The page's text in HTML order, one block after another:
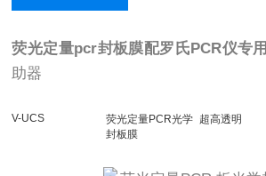
荧光定量pcr封板膜配罗氏PCR仪专用
助器
V-UCS
荧光定量PCR光学
封板膜
超高透明